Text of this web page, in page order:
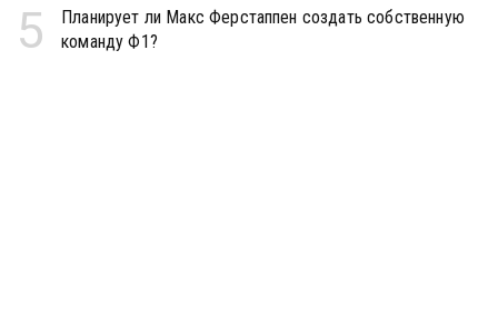
5
Планирует ли Макс Ферстаппен создать собственную
команду Ф1?